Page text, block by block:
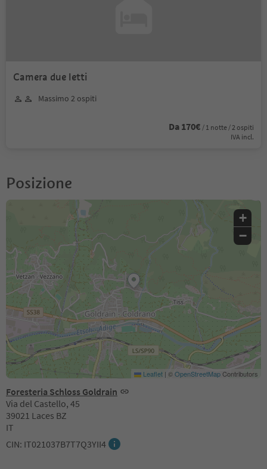
Camera due letti
Massimo 2 ospiti
Da 170€ / 1 notte / 2 ospiti
IVA incl.
Posizione
Foresteria Schloss Goldrain
Via del Castello, 45
39021 Laces BZ
IT
CIN: IT021037B7T7Q3YII4
+
−
Leaflet | ©OpenStreetMapContributors